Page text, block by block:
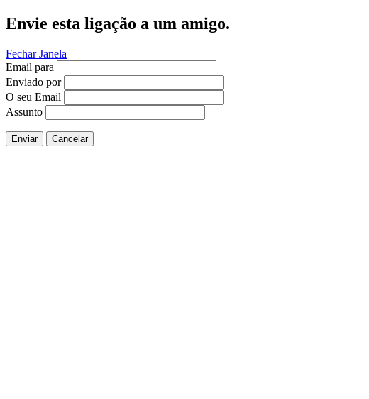
Envie esta ligação a um amigo.
Fechar Janela
Email para
Enviado por
O seu Email
Assunto
Enviar Cancelar